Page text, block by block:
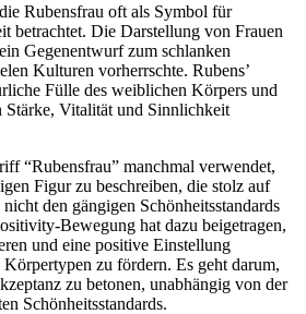
Rubensfrau oft als Symbol für
betrachtet. Die Darstellung von Frauen
Gegenentwurf zum schlanken
Kulturen vorherrschte. Rubens’
Fülle des weiblichen Körpers und
Vitalität und Sinnlichkeit
“Rubensfrau” manchmal verwendet,
Figur zu beschreiben, die stolz auf
den gängigen Schönheitsstandards
Bewegung hat dazu beigetragen,
und eine positive Einstellung
Körpertypen zu fördern. Es geht darum,
zu betonen, unabhängig von der
Schönheitsstandards.